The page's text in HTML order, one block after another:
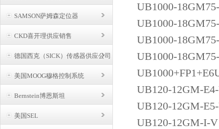
SAMSON萨姆森定位器
CKD喜开理供应销售
德国西克（SICK）传感器供应公司
美国MOOG穆格控制系统
Bernstein博恩斯坦
美国SEL
UB1000-
UB1000-
UB1000-
UB1000-
UB120-12GM-
UB120-12GM-
UB120-12GM-I-